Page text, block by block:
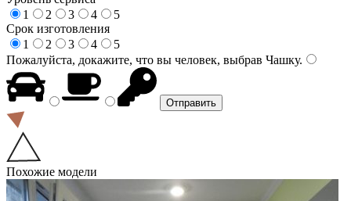
1
2 3 4
5
Срок изготовления
1
2 3 4
5
Пожалуйста, докажите, что вы человек, выбрав Чашку.
Похожие модели